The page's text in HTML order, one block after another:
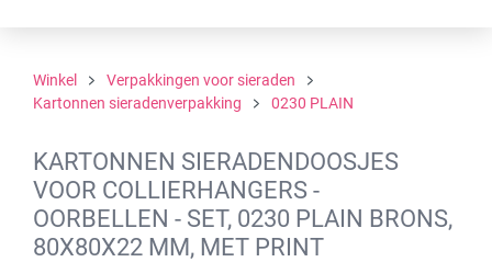
Winkel
Verpakkingen voor sieraden
Kartonnen sieradenverpakking
0230 PLAIN
KARTONNEN SIERADENDOOSJES
VOOR COLLIERHANGERS -
OORBELLEN - SET, 0230 PLAIN BRONS,
80X80X22 MM, MET PRINT